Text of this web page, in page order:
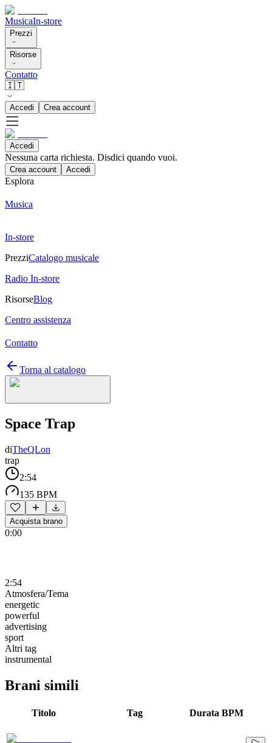
MusicaIn-store
Prezzi
Risorse
Contatto
🇮🇹
Accedi Crea account
Accedi
Nessuna carta richiesta. Disdici quando vuoi.
Crea account Accedi
Esplora
Musica
In-store
PrezziCatalogo musicale
Radio In-store
RisorseBlog
Centro assistenza
Contatto
Torna al catalogo
Space Trap
diTheQLon
trap
2:54
135 BPM
Acquista brano
0:00
2:54
Atmosfera/Tema
energetic
powerful
advertising
sport
Altri tag
instrumental
Brani simili
Titolo Tag Durata BPM